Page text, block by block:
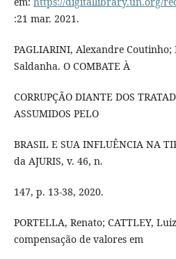
:21 mar. 2021.
PAGLIARINI, Alexandre Coutinho;
Saldanha. O COMBATE À
CORRUPÇÃO DIANTE DOS
ASSUMIDOS PELO
BRASIL E SUA INFLUÊNCIA NA
da AJURIS, v. 46, n.
147, p. 13-38, 2020.
PORTELLA, Renato; CATTLEY,
compensação de valores em